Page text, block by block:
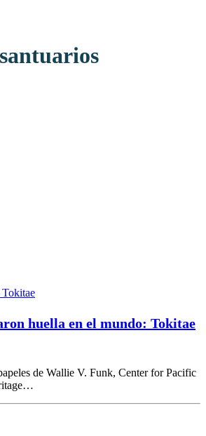
santuarios
huella en el mundo: Tokitae
de Wallie V. Funk, Center for Pacific